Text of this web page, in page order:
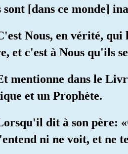
[dans ce monde]
Nous, en vérité,
et c'est à Nous qu'ils
mentionne dans le
et un Prophète.
dit à son père:
ni ne voit, et ne